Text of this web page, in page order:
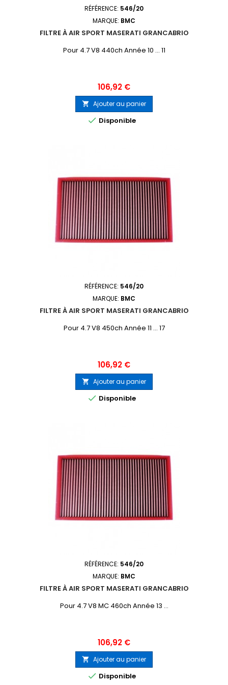
RÉFÉRENCE: 546/20
MARQUE: BMC
FILTRE À AIR SPORT MASERATI GRANCABRIO
Pour 4.7 V8 440ch Année 10 ... 11
Prix
106,92 €
 Ajouter au panier
 Disponible
RÉFÉRENCE: 546/20
MARQUE: BMC
FILTRE À AIR SPORT MASERATI GRANCABRIO
Pour 4.7 V8 450ch Année 11 ... 17
Prix
106,92 €
 Ajouter au panier
 Disponible
RÉFÉRENCE: 546/20
MARQUE: BMC
FILTRE À AIR SPORT MASERATI GRANCABRIO
Pour 4.7 V8 MC 460ch Année 13 ...
Prix
106,92 €
 Ajouter au panier
 Disponible